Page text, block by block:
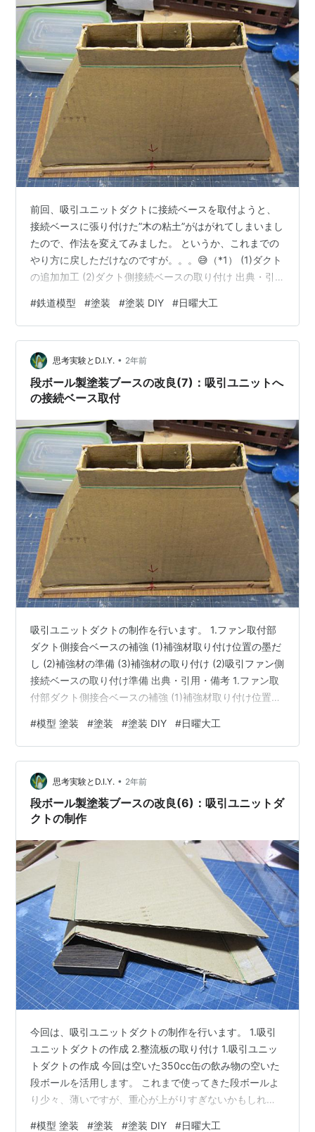
前回、吸引ユニットダクトに接続ベースを取付ようと、
接続ベースに張り付けた”木の粘土”がはがれてしまいまし
たので、作法を変えてみました。 というか、これまでの
やり方に戻しただけなのですが。。。😅（*1） (1)ダクト
の追加加工 (2)ダクト側接続ベースの取り付け 出典・引
張り付けると、縮が大きすぎて、”木の粘土”が固まった
ら、接続ベースからはがれてしまいました😢。 ”木の粘
土”の縮み具合を考えて（*2）、ダクト側に追加加工を施
すことにしました。 まずは、”木の粘土”を帯状にして、
接続ベースとの接着面に張り付けます。 フラットなべニ
ア板な…
#鉄道模型 #塗装 #塗装 DIY #日曜大工
思考実験とD.I.Y. • 2年前
段ボール製塗装ブースの改良(7)：吸引ユニットへ
の接続ベース取付
吸引ユニットダクトの制作を行います。 1.ファン取付部
ダクト側接合ベースの補強 (1)補強材取り付け位置の墨だ
し (2)補強材の準備 (3)補強材の取り付け (2)吸引ファン側
接続ベースの取り付け準備 出典・引用・備考 1.ファン取
付部ダクト側接合ベースの補強 (1)補強材取り付け位置の
す。 (2)補強材の準備 木製床下の切り出しで出た端材
は、使い切っていますので、端材箱を漁ったところ、
3.8mm厚のラワン材が出てきました。 これをミニテーブ
ルソーで、W10.0mmに切り出してみました（*1）😃。
これを補強材として使おうと思います。 今回は…
#模型 塗装 #塗装 #塗装 DIY #日曜大工
思考実験とD.I.Y. • 2年前
段ボール製塗装ブースの改良(6)：吸引ユニットダ
クトの制作
今回は、吸引ユニットダクトの制作を行います。 1.吸引
ユニットダクトの作成 2.整流板の取り付け 1.吸引ユニッ
トダクトの作成 今回は空いた350cc缶の飲み物の空いた
段ボールを活用します。 これまで使ってきた段ボールよ
り少々、薄いですが、重心が上がりすぎないかもしれな
#模型 塗装 #塗装 #塗装 DIY #日曜大工